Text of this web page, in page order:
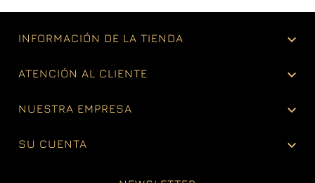
INFORMACIÓN DE LA TIENDA 
ATENCIÓN AL CLIENTE 
NUESTRA EMPRESA 
SU CUENTA 